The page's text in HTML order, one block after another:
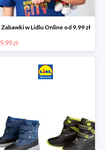
Zabawki w Lidlu Online od 9.99 zł
9.99 zł